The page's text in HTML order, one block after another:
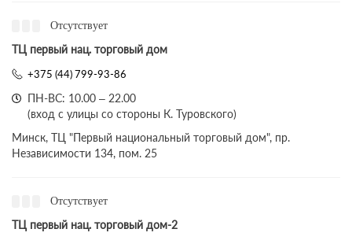
Отсутствует
ТЦ первый нац. торговый дом
+375 (44) 799-93-86
ПН-ВС: 10.00 – 22.00
(вход с улицы со стороны К. Туровского)
Минск, ТЦ "Первый национальный торговый дом", пр.
Независимости 134, пом. 25
Отсутствует
ТЦ первый нац. торговый дом-2